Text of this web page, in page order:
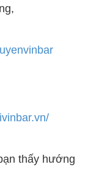
thấy hướng